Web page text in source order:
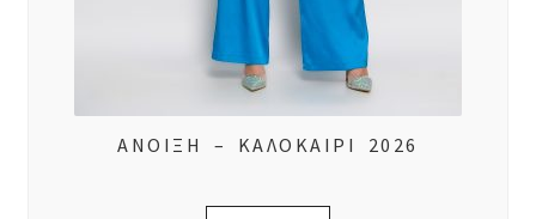
ΑΝΟΙΞΗ – ΚΑΛΟΚΑΙΡΙ 2026